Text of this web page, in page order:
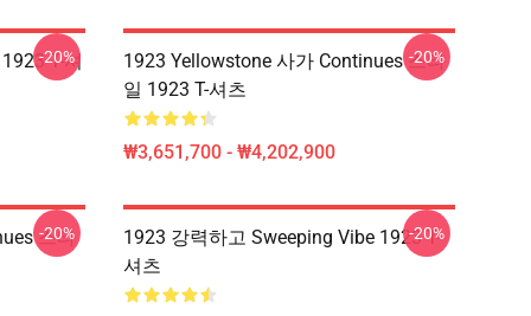
T-셔
-20%
1923 Yellowstone 사가 Continues 스타
일 1923 T-셔츠
₩3,651,700 - ₩4,202,900
-20%
스타
-20%
1923 강력하고 Sweeping Vibe 1923 T-
셔츠
-20%